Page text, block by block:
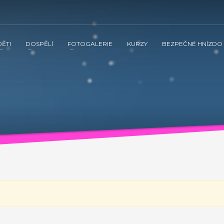
spolupráci s občanským sdružením Kamarád Nenuda realizují v
vztahů v rodině a prostřednictvím rodinného zážitkového
inovativní metoda Snozelen v multisenzorické místnosti.
Kamarád Nenuda realizují v letošním roce projekty Bezpečné
rodinného zážitkového odpoledne až ke komplexnímu poradenství,
organizaci, aby mohli zrealizovat své vlastní projekty. Plně se zapojí
DOSPĚLÍ FOTOGALERIE KURZY BEZPEČNÉ HNÍZDO